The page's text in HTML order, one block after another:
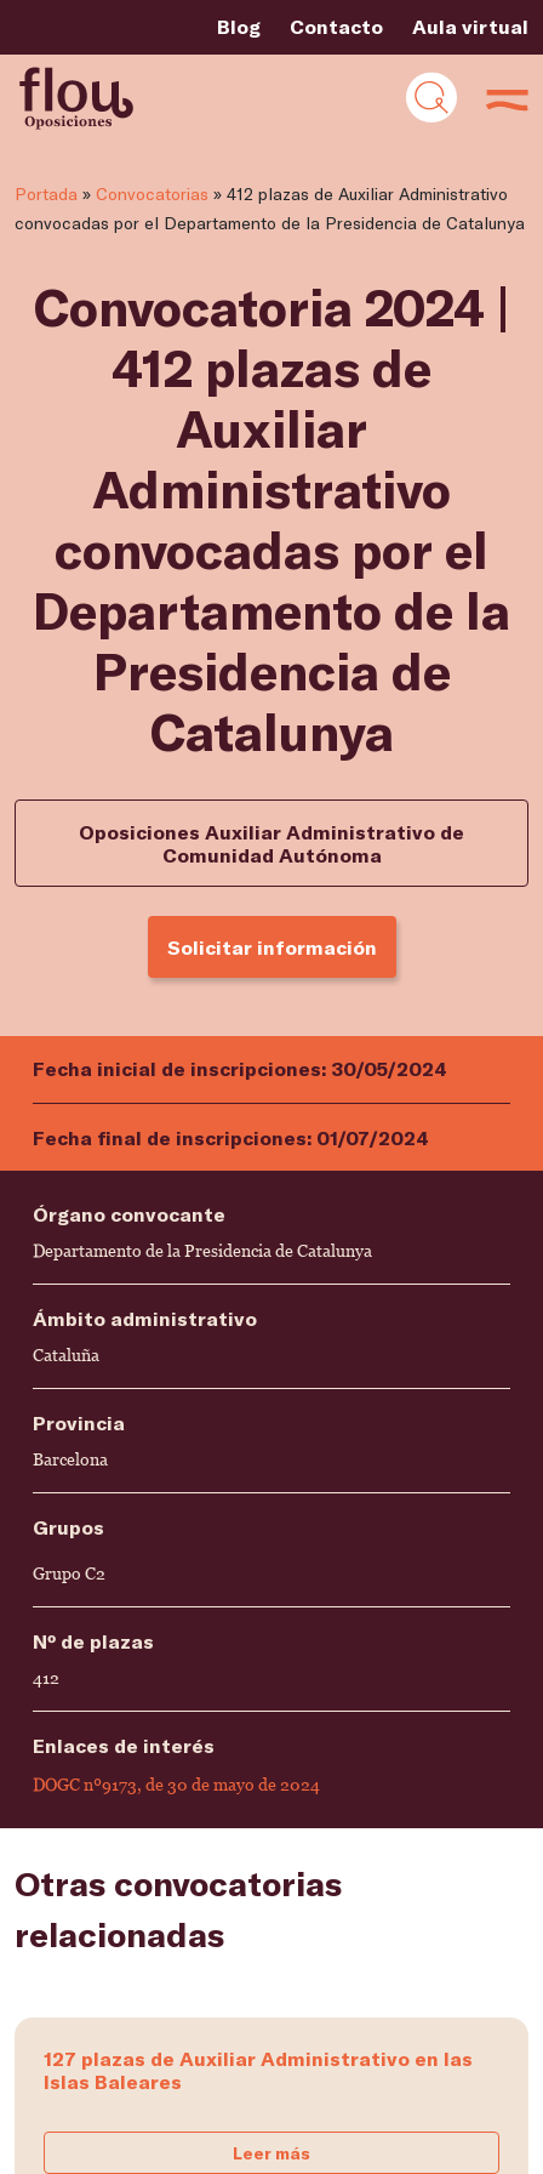
Blog Contacto Aula virtual
Portada » Convocatorias » 412 plazas de Auxiliar Administrativo
convocadas por el Departamento de la Presidencia de Catalunya
Convocatoria 2024 |
412 plazas de
Auxiliar
Administrativo
convocadas por el
Departamento de la
Presidencia de
Catalunya
Oposiciones Auxiliar Administrativo de
Comunidad Autónoma
Solicitar información
Fecha inicial de inscripciones: 30/05/2024
Fecha final de inscripciones: 01/07/2024
Órgano convocante
Departamento de la Presidencia de Catalunya
Ámbito administrativo
Cataluña
Provincia
Barcelona
Grupos
Grupo C2
Nº de plazas
412
Enlaces de interés
DOGC nº9173, de 30 de mayo de 2024
Otras convocatorias
relacionadas
127 plazas de Auxiliar Administrativo en las
Islas Baleares
Leer más